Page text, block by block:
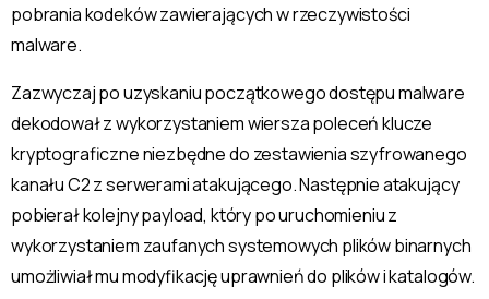
pobrania kodeków zawierających w rzeczywistości
malware.
Zazwyczaj po uzyskaniu początkowego dostępu malware
dekodował z wykorzystaniem wiersza poleceń klucze
kryptograficzne niezbędne do zestawienia szyfrowanego
kanału C2 z serwerami atakującego. Następnie atakujący
pobierał kolejny payload, który po uruchomieniu z
wykorzystaniem zaufanych systemowych plików binarnych
umożliwiał mu modyfikację uprawnień do plików i katalogów.